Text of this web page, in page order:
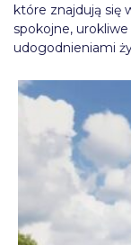
które znajdują się
spokojne,
udogodnieniami